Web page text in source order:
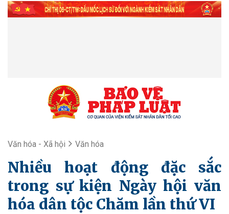
Văn hóa - Xã hội Văn hóa
Nhiều hoạt động đặc sắc
trong sự kiện Ngày hội văn
hóa dân tộc Chăm lần thứ VI